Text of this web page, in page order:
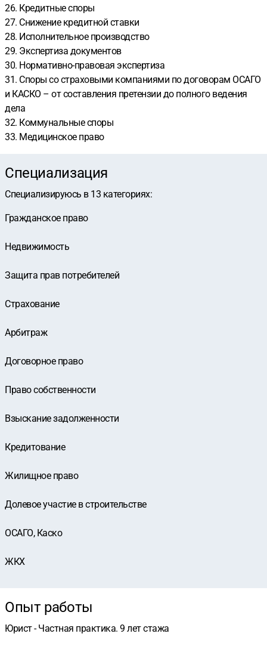
26. Кредитные споры
27. Снижение кредитной ставки
28. Исполнительное производство
29. Экспертиза документов
30. Нормативно-правовая экспертиза
31. Споры со страховыми компаниями по договорам ОСАГО
и КАСКО – от составления претензии до полного ведения
дела
32. Коммунальные споры
33. Медицинское право
Специализация
Специализируюсь в 13 категориях:
Гражданское право
Недвижимость
Защита прав потребителей
Страхование
Арбитраж
Договорное право
Право собственности
Взыскание задолженности
Кредитование
Жилищное право
Долевое участие в строительстве
ОСАГО, Каско
ЖКХ
Опыт работы
Юрист - Частная практика. 9 лет стажа